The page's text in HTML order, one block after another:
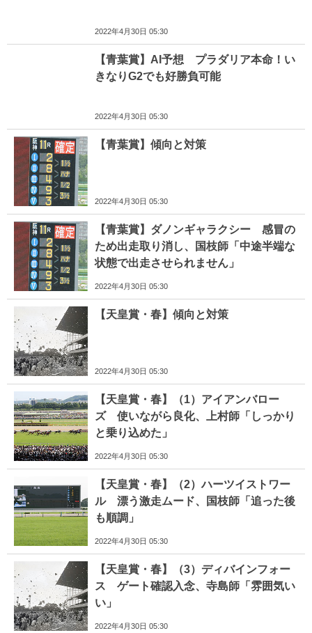
2022年4月30日 05:30
【青葉賞】AI予想 プラダリア本命！い
きなりG2でも好勝負可能
2022年4月30日 05:30
【青葉賞】傾向と対策
2022年4月30日 05:30
【青葉賞】ダノンギャラクシー 感冒の
ため出走取り消し、国枝師「中途半端な
状態で出走させられません」
2022年4月30日 05:30
【天皇賞・春】傾向と対策
2022年4月30日 05:30
【天皇賞・春】（1）アイアンバロー
ズ 使いながら良化、上村師「しっかり
と乗り込めた」
2022年4月30日 05:30
【天皇賞・春】（2）ハーツイストワー
ル 漂う激走ムード、国枝師「追った後
も順調」
2022年4月30日 05:30
【天皇賞・春】（3）ディバインフォー
ス ゲート確認入念、寺島師「雰囲気い
い」
2022年4月30日 05:30